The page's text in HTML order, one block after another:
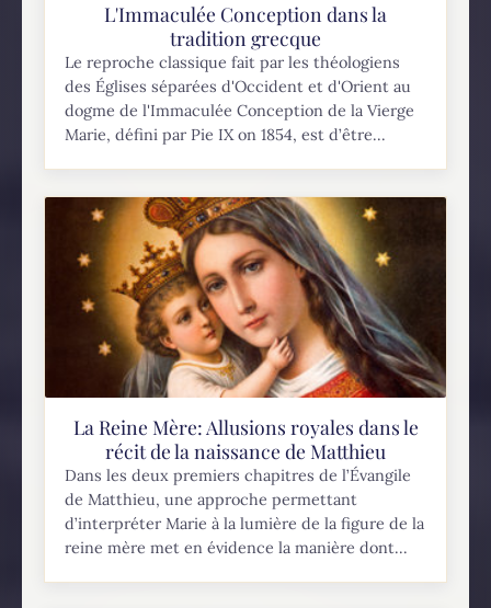
L'Immaculée Conception dans la
tradition grecque
Le reproche classique fait par les théologiens
des Églises séparées d'Occident et d'Orient au
dogme de l'Immaculée Conception de la Vierge
Marie, défini par Pie IX on 1854, est d’être...
La Reine Mère: Allusions royales dans le
récit de la naissance de Matthieu
Dans les deux premiers chapitres de l’Évangile
de Matthieu, une approche permettant
d’interpréter Marie à la lumière de la figure de la
reine mère met en évidence la manière dont...